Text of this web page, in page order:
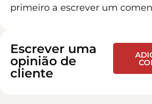
primeiro a escrever um
Escrever uma
opinião de
cliente